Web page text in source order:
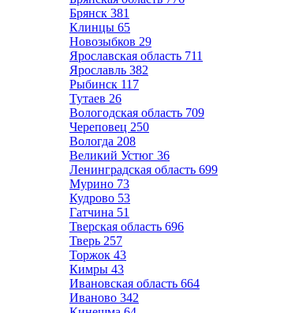
Брянск 381
Клинцы 65
Новозыбков 29
Ярославская область 711
Ярославль 382
Рыбинск 117
Тутаев 26
Вологодская область 709
Череповец 250
Вологда 208
Великий Устюг 36
Ленинградская область 699
Мурино 73
Кудрово 53
Гатчина 51
Тверская область 696
Тверь 257
Торжок 43
Кимры 43
Ивановская область 664
Иваново 342